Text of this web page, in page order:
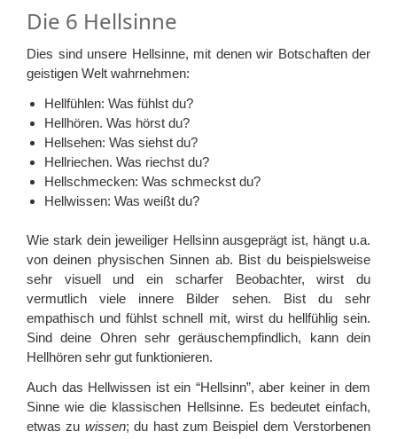
Die 6 Hellsinne
Dies sind unsere Hellsinne, mit denen wir Botschaften der
geistigen Welt wahrnehmen:
Hellfühlen: Was fühlst du?
Hellhören. Was hörst du?
Hellsehen: Was siehst du?
Hellriechen. Was riechst du?
Hellschmecken: Was schmeckst du?
Hellwissen: Was weißt du?
Wie stark dein jeweiliger Hellsinn ausgeprägt ist, hängt u.a.
von deinen physischen Sinnen ab. Bist du beispielsweise
sehr visuell und ein scharfer Beobachter, wirst du
vermutlich viele innere Bilder sehen. Bist du sehr
empathisch und fühlst schnell mit, wirst du hellfühlig sein.
Sind deine Ohren sehr geräuschempfindlich, kann dein
Hellhören sehr gut funktionieren.
Auch das Hellwissen ist ein “Hellsinn”, aber keiner in dem
Sinne wie die klassischen Hellsinne. Es bedeutet einfach,
etwas zu wissen; du hast zum Beispiel dem Verstorbenen